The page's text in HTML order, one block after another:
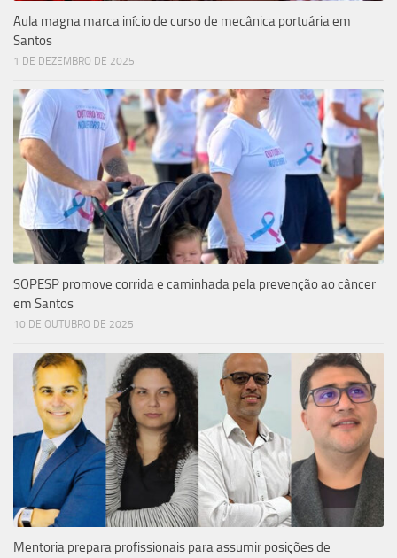
Aula magna marca início de curso de mecânica portuária em
Santos
1 DE DEZEMBRO DE 2025
SOPESP promove corrida e caminhada pela prevenção ao câncer
em Santos
10 DE OUTUBRO DE 2025
Mentoria prepara profissionais para assumir posições de